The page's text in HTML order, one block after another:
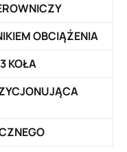
OBCIĄŻENIA
KOŁA